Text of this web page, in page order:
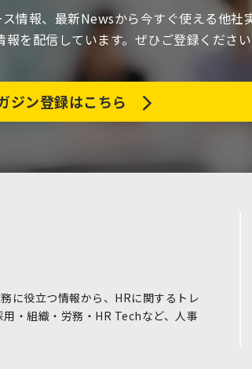
情報、最新Newsから今すぐ使える他社
を配信しています。ぜひご登録ください
ジン登録はこちら
に役立つ情報から、HRに関するトレ
・組織・労務・HR Techなど、人事